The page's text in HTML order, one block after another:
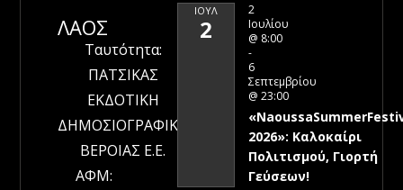
ΛΑΟΣ
Ταυτότητα:
ΠΑΤΣΙΚΑΣ
ΕΚΔΟΤΙΚΗ
ΔΗΜΟΣΙΟΓΡΑΦΙΚΗ
ΒΕΡΟΙΑΣ Ε.Ε.
ΑΦΜ:
ΙΟΎΛ
2
2
Ιουλίου
@ 8:00
-
6
Σεπτεμβρίου
@ 23:00
2026»: Καλοκαίρι
Πολιτισμού, Γιορτή
Γεύσεων!